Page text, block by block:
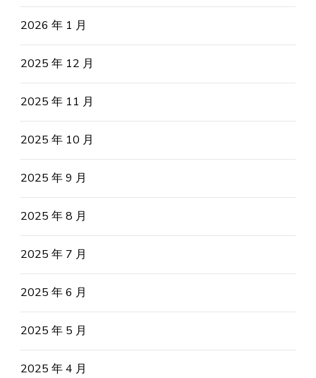
2026 年 1 月
2025 年 12 月
2025 年 11 月
2025 年 10 月
2025 年 9 月
2025 年 8 月
2025 年 7 月
2025 年 6 月
2025 年 5 月
2025 年 4 月